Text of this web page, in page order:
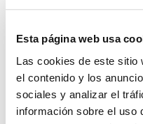
Esta página web usa
Las cookies de este sitio
el contenido y los
sociales y analizar el
información sobre el uso
producto
Altura (mm) : 115
Pack (u.) : 1
Matraces aforados de
polipropileno. Tolerancias
ISO 1042. Translúcidos,
en el modo 'In'. La